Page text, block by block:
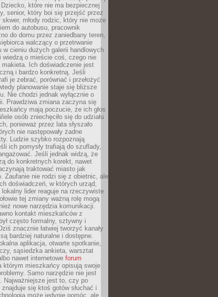
które nie ma bezpiecznej
senior, który boi się przejść przez
młody rodzic, który nie może
do autobusu, pracownik
do domu przez zaniedbany teren,
walczący o przetrwanie
w cieniu dużych galerii handlowych
wiedzą o mieście coś, czego nie
makieta. Ich doświadczenie jest
i bardzo konkretną. Jeśli
je zebrać, porównać i przełożyć
planowanie staje się bliższe
Nie chodzi jednak wyłącznie o
Prawdziwa zmiana zaczyna się
mają poczucie, że ich głos
osób zniechęciło się do udziału
ponieważ przez lata słyszało
nie następowały żadne
Ludzie szybko rozpoznają
ich pomysły trafiają do szuflady,
Jeśli jednak widzą, że
do konkretnych korekt, nawet
traktować miasto jak
Zaufanie nie rodzi się z obietnic, ale
doświadczeń, w których urząd,
lider reaguje na rzeczywiste
tej zmiany ważną rolę mogą
nowe narzędzia komunikacji.
kontakt mieszkańców z
często formalny, sztywny i
znacznie łatwiej tworzyć kanały
bardziej naturalne i dostępne.
aplikacja, otwarte spotkanie,
sąsiedzka ankieta, warsztat
nawet internetowe forum
którym mieszkańcy opisują swoje
Samo narzędzie nie jest
Najważniejsze jest to, czy po
się ktoś gotów słuchać i
może jedynie pomóc, ale